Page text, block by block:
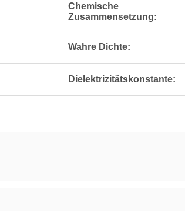
Chemische
Zusammensetzung:
Wahre Dichte:
Dielektrizitätskonstante: